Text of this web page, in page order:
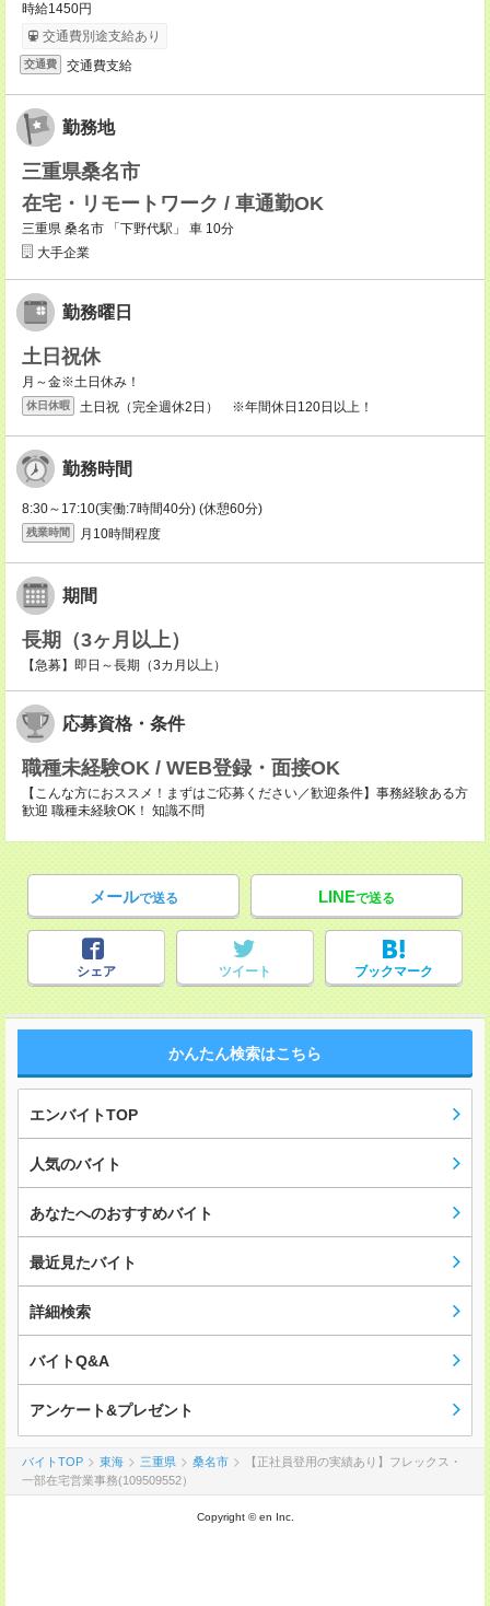
時給1450円
交通費別途支給あり
交通費 交通費支給
勤務地
三重県桑名市
在宅・リモートワーク / 車通勤OK
三重県 桑名市 「下野代駅」 車 10分
大手企業
勤務曜日
土日祝休
月～金※土日休み！
休日休暇 土日祝（完全週休2日） ※年間休日120日以上！
勤務時間
8:30～17:10(実働:7時間40分) (休憩60分)
残業時間 月10時間程度
期間
長期（3ヶ月以上）
【急募】即日～長期（3カ月以上）
応募資格・条件
職種未経験OK / WEB登録・面接OK
【こんな方におススメ！まずはご応募ください／歓迎条件】事務経験ある方
歓迎 職種未経験OK！ 知識不問
メールで送る LINEで送る
シェア ツイート ブックマーク
かんたん検索はこちら
エンバイトTOP
人気のバイト
あなたへのおすすめバイト
最近見たバイト
詳細検索
バイトQ&A
アンケート&プレゼント
バイトTOP 東海 三重県 桑名市
【正社員登用の実績あり】フレックス・
一部在宅営業事務(109509552）
Copyright © en Inc.